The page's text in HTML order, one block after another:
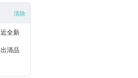
清除
近全新
出清品